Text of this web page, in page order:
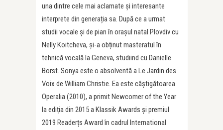
una dintre cele mai aclamate și interesante
interprete din generația sa. După ce a urmat
studii vocale și de pian în orașul natal Plovdiv cu
Nelly Koitcheva, și-a obținut masteratul în
tehnică vocală la Geneva, studiind cu Danielle
Borst. Sonya este o absolventă a Le Jardin des
Voix de William Christie. Ea este câștigătoarea
Operalia (2010), a primit Newcomer of the Year
la ediția din 2015 a Klassik Awards și premiul
2019 Readerțs Award în cadrul International